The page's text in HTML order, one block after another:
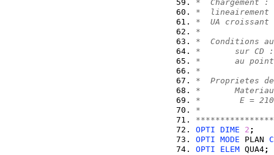
*  Chargement
*
*  UA
*
*
*       sur
*       au
*
*  Proprietes
*
*        E = 210
*
OPTI DIME 2 ;
OPTI MODE PLAN
OPTI
ELEM QUA4;